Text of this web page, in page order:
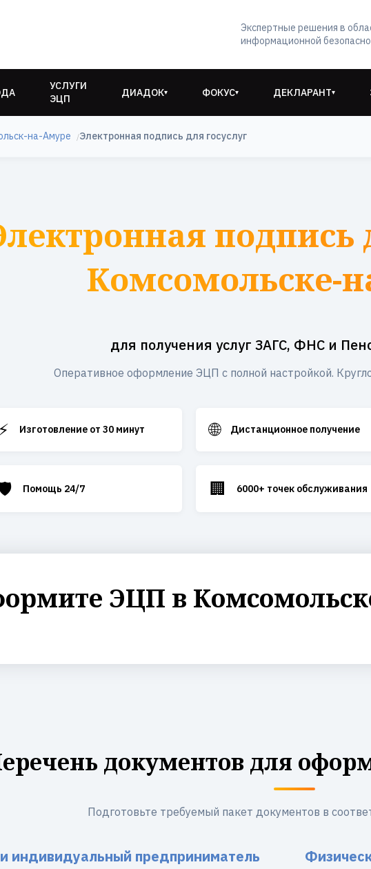
Экспертные решения в
информационной
УСЛУГИ
ЭЦП
ДИАДОК▾ ФОКУС▾ ДЕКЛАРАНТ▾
на-Амуре Электронная подпись для госуслуг
подпись
Комсомольске-
для получения услуг ЗАГС, ФНС и
Оперативное оформление ЭЦП с полной настройкой.
Изготовление от 30 минут 🌐 Дистанционное получение
Помощь 24/7 🏢 6000+ точек обслуживания
ЭЦП в
документов для
Подготовьте требуемый пакет документов в
индивидуальный предприниматель